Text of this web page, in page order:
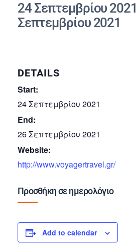
24 Σεπτεμβρίου 2021
Σεπτεμβρίου 2021
DETAILS
Start:
24 Σεπτεμβρίου 2021
End:
26 Σεπτεμβρίου 2021
Website:
http://www.voyagertravel.gr/
Προσθήκη σε ημερολόγιο
Add to calendar